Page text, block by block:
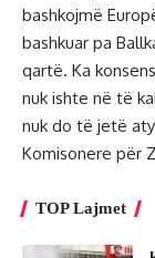
bashkojmë
bashkuar pa
qartë. Ka
nuk ishte në të
nuk do të jetë
Komisonere për
TOP Lajmet